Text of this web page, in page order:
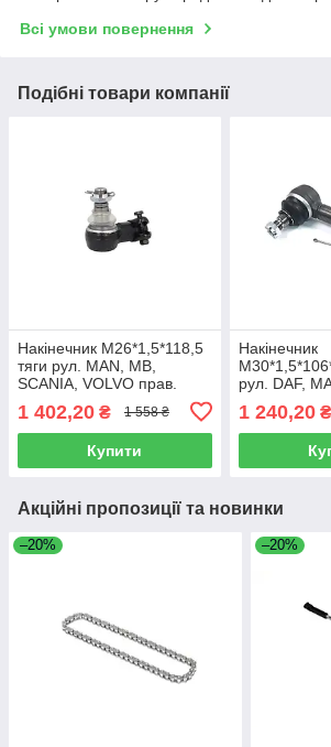
Всі умови повернення
Подібні товари компанії
Накінечник М26*1,5*118,5
тяги рул. MAN, MB,
SCANIA, VOLVO прав.
1 402,20 ₴ 1 558 ₴
Купити
Накінечник
рул. DAF,
1 240,20₴
Акційні пропозиції та новинки
–20% –20%